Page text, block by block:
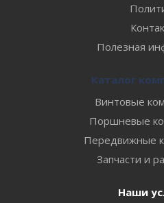
Полезная
Каталог
Винтовые
Поршневые
Передвижные
Запчасти и
Наши